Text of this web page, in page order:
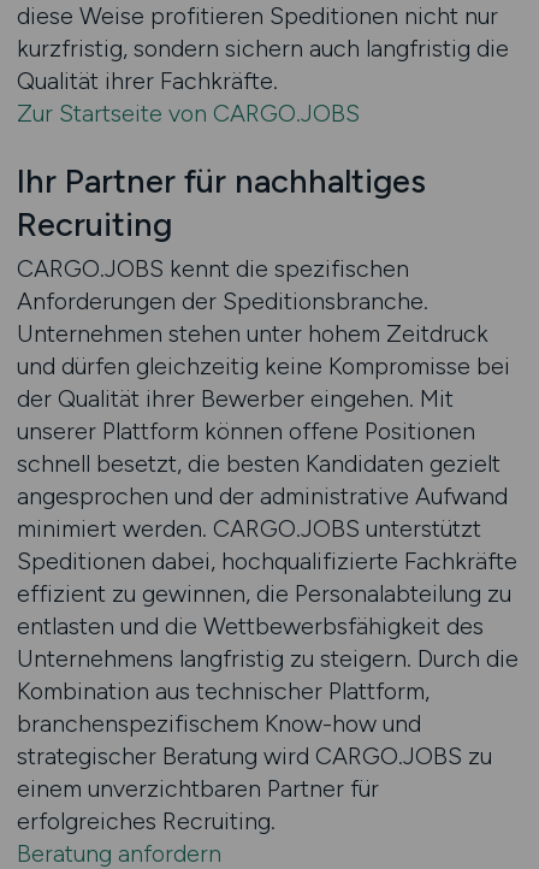
diese Weise profitieren Speditionen nicht nur
kurzfristig, sondern sichern auch langfristig die
Qualität ihrer Fachkräfte.
Zur Startseite von CARGO.JOBS
Ihr Partner für nachhaltiges
Recruiting
CARGO.JOBS kennt die spezifischen
Anforderungen der Speditionsbranche.
Unternehmen stehen unter hohem Zeitdruck
und dürfen gleichzeitig keine Kompromisse bei
der Qualität ihrer Bewerber eingehen. Mit
unserer Plattform können offene Positionen
schnell besetzt, die besten Kandidaten gezielt
angesprochen und der administrative Aufwand
minimiert werden. CARGO.JOBS unterstützt
Speditionen dabei, hochqualifizierte Fachkräfte
effizient zu gewinnen, die Personalabteilung zu
entlasten und die Wettbewerbsfähigkeit des
Unternehmens langfristig zu steigern. Durch die
Kombination aus technischer Plattform,
branchenspezifischem Know-how und
strategischer Beratung wird CARGO.JOBS zu
einem unverzichtbaren Partner für
erfolgreiches Recruiting.
Beratung anfordern